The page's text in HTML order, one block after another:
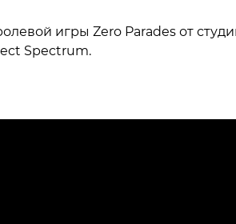
игры Zero Parades от
Spectrum.